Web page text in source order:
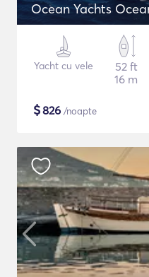
Ocean Yachts
Yacht cu vele
52 ft
16 m
$826 /noapte